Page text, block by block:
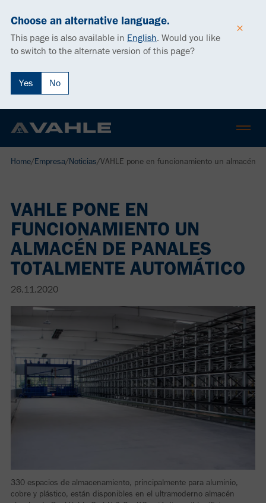
Choose an alternative language.
This page is also available in English. Would you like
to switch to the alternate version of this page?
Yes No
Home/Empresa/Noticias/VAHLE pone en funcionamiento un almacén
VAHLE PONE EN
FUNCIONAMIENTO UN
ALMACÉN DE PANALES
TOTALMENTE AUTOMÁTICO
26.11.2020
330 espacios de almacenamiento, principalmente para aluminio,
cobre y plástico, están disponibles en el ultramoderno almacén